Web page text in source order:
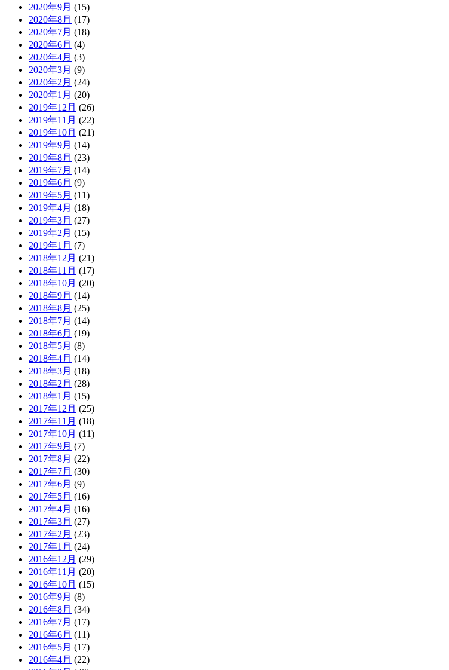
2020年9月 (15)
2020年8月 (17)
2020年7月 (18)
2020年6月 (4)
2020年4月 (3)
2020年3月 (9)
2020年2月 (24)
2020年1月 (20)
2019年12月 (26)
2019年11月 (22)
2019年10月 (21)
2019年9月 (14)
2019年8月 (23)
2019年7月 (14)
2019年6月 (9)
2019年5月 (11)
2019年4月 (18)
2019年3月 (27)
2019年2月 (15)
2019年1月 (7)
2018年12月 (21)
2018年11月 (17)
2018年10月 (20)
2018年9月 (14)
2018年8月 (25)
2018年7月 (14)
2018年6月 (19)
2018年5月 (8)
2018年4月 (14)
2018年3月 (18)
2018年2月 (28)
2018年1月 (15)
2017年12月 (25)
2017年11月 (18)
2017年10月 (11)
2017年9月 (7)
2017年8月 (22)
2017年7月 (30)
2017年6月 (9)
2017年5月 (16)
2017年4月 (16)
2017年3月 (27)
2017年2月 (23)
2017年1月 (24)
2016年12月 (29)
2016年11月 (20)
2016年10月 (15)
2016年9月 (8)
2016年8月 (34)
2016年7月 (17)
2016年6月 (11)
2016年5月 (17)
2016年4月 (22)